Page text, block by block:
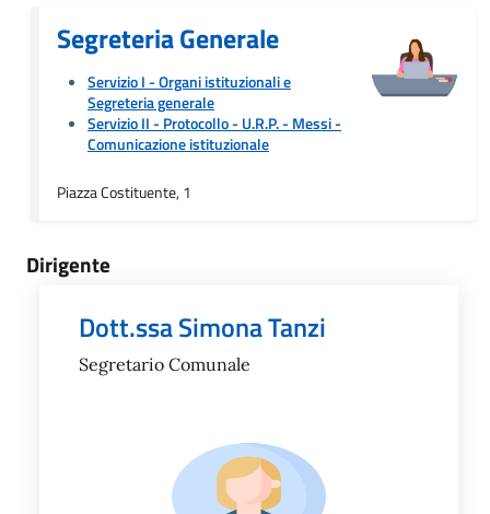
Segreteria Generale
Servizio I - Organi istituzionali e
Segreteria generale
Servizio II - Protocollo - U.R.P. - Messi-
Comunicazione istituzionale
Piazza Costituente, 1
Dirigente
Dott.ssa Simona Tanzi
Segretario Comunale